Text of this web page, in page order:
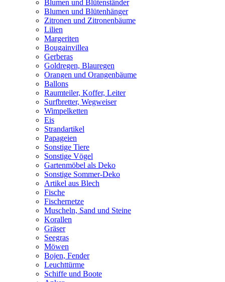
Blumen und Blütenständer
Blumen und Blütenhänger
Zitronen und Zitronenbäume
Lilien
Margeriten
Bougainvillea
Gerberas
Goldregen, Blauregen
Orangen und Orangenbäume
Ballons
Raumteiler, Koffer, Leiter
Surfbretter, Wegweiser
Wimpelketten
Eis
Strandartikel
Papageien
Sonstige Tiere
Sonstige Vögel
Gartenmöbel als Deko
Sonstige Sommer-Deko
Artikel aus Blech
Fische
Fischernetze
Muscheln, Sand und Steine
Korallen
Gräser
Seegras
Möwen
Bojen, Fender
Leuchttürme
Schiffe und Boote